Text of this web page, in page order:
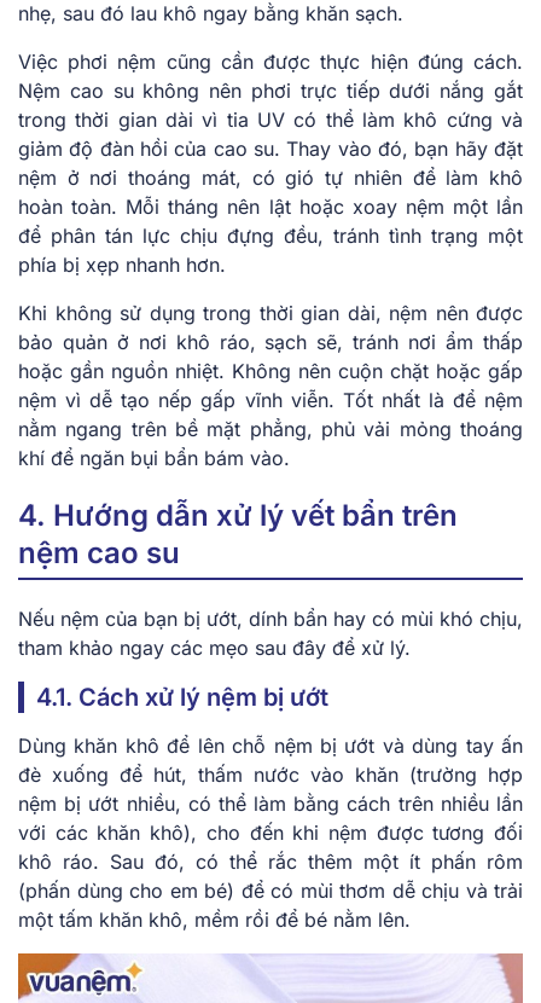
nhẹ, sau đó lau khô ngay bằng khăn sạch.
Việc phơi nệm cũng cần được thực hiện đúng cách.
Nệm cao su không nên phơi trực tiếp dưới nắng gắt
trong thời gian dài vì tia UV có thể làm khô cứng và
giảm độ đàn hồi của cao su. Thay vào đó, bạn hãy đặt
nệm ở nơi thoáng mát, có gió tự nhiên để làm khô
hoàn toàn. Mỗi tháng nên lật hoặc xoay nệm một lần
để phân tán lực chịu đựng đều, tránh tình trạng một
phía bị xẹp nhanh hơn.
Khi không sử dụng trong thời gian dài, nệm nên được
bảo quản ở nơi khô ráo, sạch sẽ, tránh nơi ẩm thấp
hoặc gần nguồn nhiệt. Không nên cuộn chặt hoặc gấp
nệm vì dễ tạo nếp gấp vĩnh viễn. Tốt nhất là để nệm
nằm ngang trên bề mặt phẳng, phủ vải mỏng thoáng
khí để ngăn bụi bẩn bám vào.
4. Hướng dẫn xử lý vết bẩn trên
nệm cao su
Nếu nệm của bạn bị ướt, dính bẩn hay có mùi khó chịu,
tham khảo ngay các mẹo sau đây để xử lý.
4.1. Cách xử lý nệm bị ướt
Dùng khăn khô để lên chỗ nệm bị ướt và dùng tay ấn
đè xuống để hút, thấm nước vào khăn (trường hợp
nệm bị ướt nhiều, có thể làm bằng cách trên nhiều lần
với các khăn khô), cho đến khi nệm được tương đối
khô ráo. Sau đó, có thể rắc thêm một ít phấn rôm
(phấn dùng cho em bé) để có mùi thơm dễ chịu và trải
một tấm khăn khô, mềm rồi để bé nằm lên.